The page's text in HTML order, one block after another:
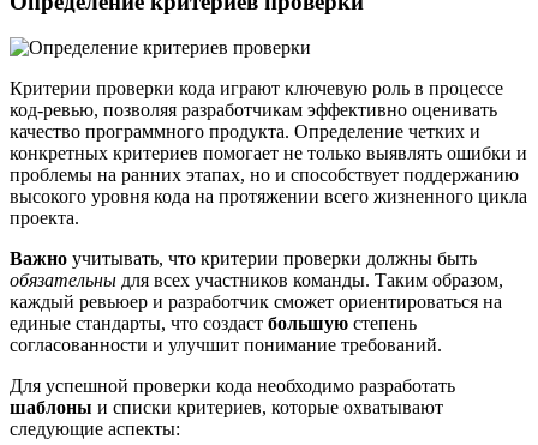
Критерии проверки кода играют ключевую роль в процессе
код-ревью, позволяя разработчикам эффективно оценивать
качество программного продукта. Определение четких и
конкретных критериев помогает не только выявлять ошибки и
проблемы на ранних этапах, но и способствует поддержанию
высокого уровня кода на протяжении всего жизненного цикла
проекта.
Важно учитывать, что критерии проверки должны быть
обязательны для всех участников команды. Таким образом,
каждый ревьюер и разработчик сможет ориентироваться на
единые стандарты, что создаст большую степень
согласованности и улучшит понимание требований.
Для успешной проверки кода необходимо разработать
шаблоны и списки критериев, которые охватывают
следующие аспекты: